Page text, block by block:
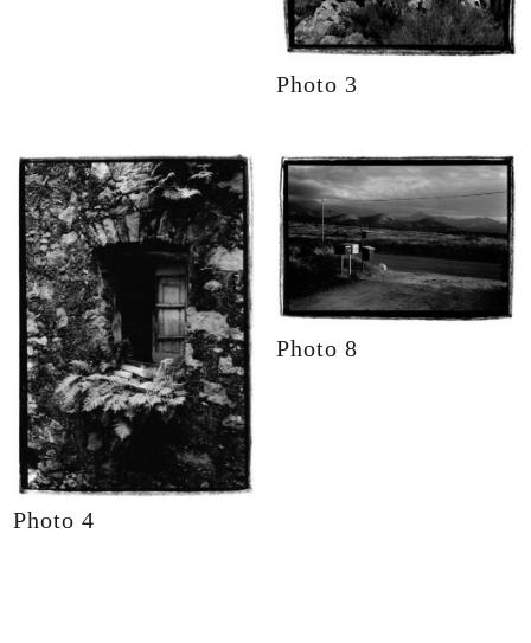
Photo 3
Photo 4
Photo 8